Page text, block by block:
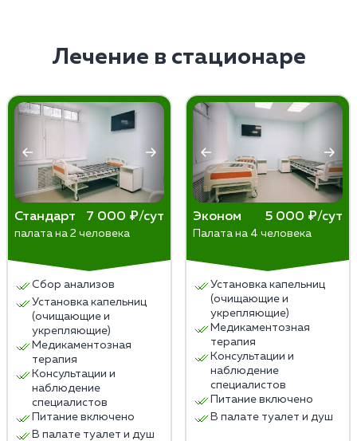
психотерапевтическое (Довженко, гипноз)
выбирается после консультации с наркологом.
состояние пациента может быстро ухудшиться, и
требуется профессиональное медицинское
предпринять какие-либо меры самостоятельно.
Единственное, что допустимо сделать — поместить
человека в хорошо проветриваемое помещение и
обеспечить ему полный покой до приезда бригады
наркологов.
Лечение в стационаре
Стандарт 7 000 ₽/сут
палата на 2 человека
Сбор анализов
Установка капельниц
(очищающие и
укрепляющие)
Медикаментозная
терапия
Консультации и
наблюдение
специалистов
Питание включено
В палате туалет и душ
Эконом 5 000 ₽/сут
Палата на 4 человека
Установка капельниц
(очищающие и
укрепляющие)
Медикаментозная
терапия
Консультации и
наблюдение
специалистов
Питание включено
В палате туалет и душ